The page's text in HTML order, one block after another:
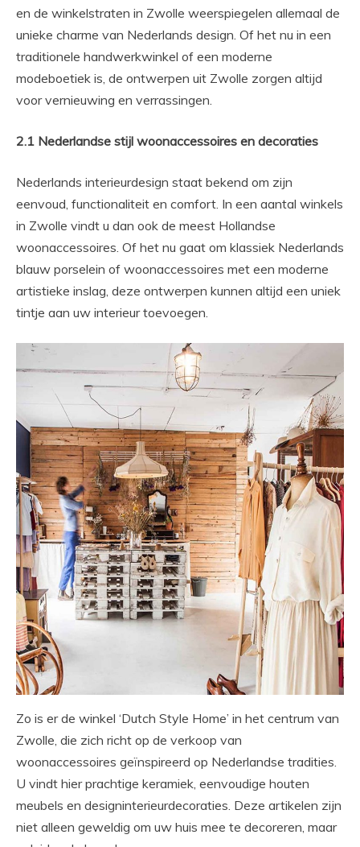
en de winkelstraten in Zwolle weerspiegelen allemaal de
unieke charme van Nederlands design. Of het nu in een
traditionele handwerkwinkel of een moderne
modeboetiek is, de ontwerpen uit Zwolle zorgen altijd
voor vernieuwing en verrassingen.
2.1 Nederlandse stijl woonaccessoires en decoraties
Nederlands interieurdesign staat bekend om zijn
eenvoud, functionaliteit en comfort. In een aantal winkels
in Zwolle vindt u dan ook de meest Hollandse
woonaccessoires. Of het nu gaat om klassiek Nederlands
blauw porselein of woonaccessoires met een moderne
artistieke inslag, deze ontwerpen kunnen altijd een uniek
tintje aan uw interieur toevoegen.
Zo is er de winkel ‘Dutch Style Home’ in het centrum van
Zwolle, die zich richt op de verkoop van
woonaccessoires geïnspireerd op Nederlandse tradities.
U vindt hier prachtige keramiek, eenvoudige houten
meubels en designinterieurdecoraties. Deze artikelen zijn
niet alleen geweldig om uw huis mee te decoreren, maar